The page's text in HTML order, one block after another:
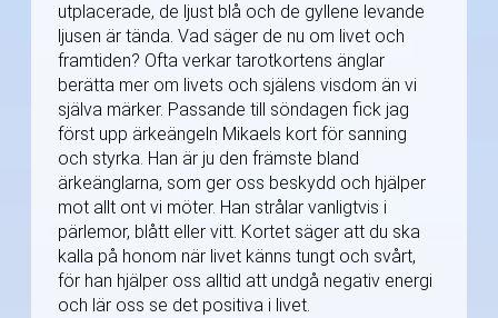
utplacerade, de ljust blå och de gyllene levande
ljusen är tända. Vad säger de nu om livet och
framtiden? Ofta verkar tarotkortens änglar
berätta mer om livets och själens visdom än vi
själva märker. Passande till söndagen fick jag
först upp ärkeängeln Mikaels kort för sanning
och styrka. Han är ju den främste bland
ärkeänglarna, som ger oss beskydd och hjälper
mot allt ont vi möter. Han strålar vanligtvis i
pärlemor, blått eller vitt. Kortet säger att du ska
kalla på honom när livet känns tungt och svårt,
för han hjälper oss alltid att undgå negativ energi
och lär oss se det positiva i livet.